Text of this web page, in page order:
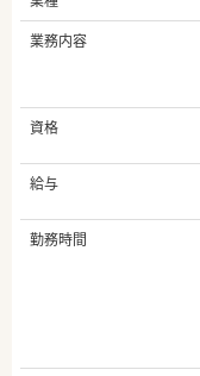
業務内容
資格
給与
勤務時間